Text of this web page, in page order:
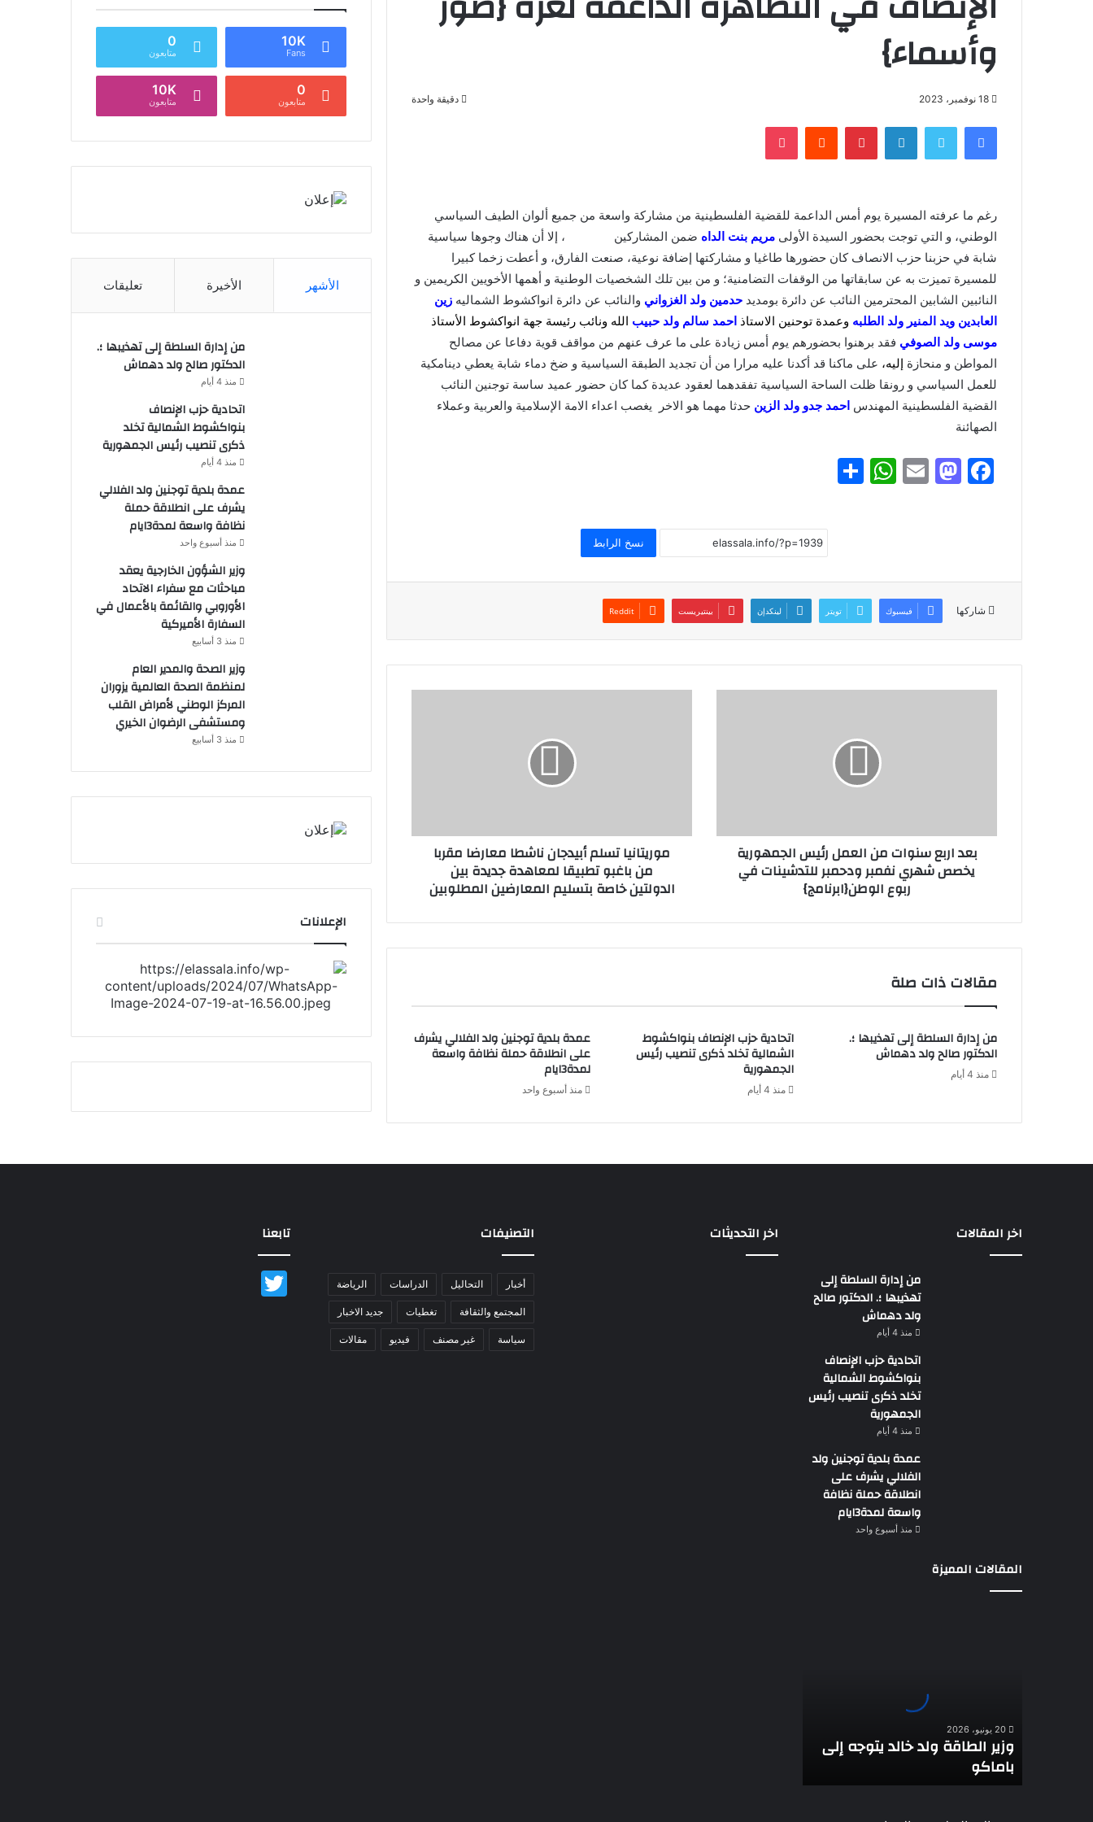
وأسماء}
18 نوفمبر، 2023 دقيقة واحدة
فيسبوك لينكدإن بينتيريست
رغم ما عرفته المسيرة يوم أمس الداعمة للقضية الفلسطينية من مشاركة واسعة من جميع ألوان الطيف السياسي
الوطني، و التي توجت بحضور السيدة الأولى مريم بنت الداه ضمن المشاركين
، إلا أن هناك وجوها سياسية
شابة في حزبنا حزب الانصاف كان حضورها طاغيا و مشاركتها إضافة نوعية، صنعت الفارق، و أعطت زخما كبيرا
للمسيرة تميزت به عن سابقاتها من الوقفات التضامنية؛ و من بين تلك الشخصيات الوطنية و أهمها الأخويين الكريمين و
النائبين الشابين المحترمين النائب عن دائرة بومديد حدمين ولد الغزواني والنائب عن دائرة انواكشوط الشماليه زين
العابدين ويد المنير ولد الطلبه وعمدة توحنين الاستاذ احمد سالم ولد حبيب الله ونائب رئيسة جهة انواكشوط الأستاذ
موسى ولد الصوفي فقد برهنوا بحضورهم يوم أمس زيادة على ما عرف عنهم من مواقف قوية دفاعا عن مصالح
المواطن و منحازة إليه، على ماكنا قد أكدنا عليه مرارا من أن تجديد الطبقة السياسية و ضخ دماء شابة يعطي دينامكية
للعمل السياسي و رونقا ظلت الساحة السياسية تفقدهما لعقود عديدة كما كان حضور عميد ساسة توجنين النائب
القضية الفلسطينية المهندس احمد جدو ولد الزين حدثا مهما هو الاخر يغصب اعداء الامة الإسلامية والعربية وعملاء
الصهائنة
F
b
o
o
M
d
o
n
E
W
A
p
p
ar
e
نسخ الرابط
شاركها فيسبوك تويتر لينكدإن بينتيريست
بعد اربع سنوات من العمل رئيس الجمهورية
يخصص شهري نفمبر ودحمبر للتدشينات في
ربوع الوطن{ابرنامج}
موريتانيا تسلم أبيدجان ناشطا معارضا مقربا
من باغبو تطبيقا لمعاهدة جديدة بين
الدولتين خاصة بتسليم المعارضين المطلوبين
مقالات ذات صلة
من إدارة السلطة إلى تهذيبها ؛.
الدكتور صالح ولد دهماش
منذ 4 أيام
اتحادية حزب الإنصاف بنواكشوط
الشمالية تخلد ذكرى تنصيب رئيس
الجمهورية
منذ 4 أيام
عمدة بلدية توجنين ولد الفلالي يشرف
على انطلاقة حملة نظافة واسعة
لمدة3ايام
منذ أسبوع واحد
10K
Fans
0
متابعون
0
متابعون
10K
متابعون
الأشهر الأخيرة تعليقات
من إدارة السلطة إلى تهذيبها ؛.
الدكتور صالح ولد دهماش
منذ 4 أيام
اتحادية حزب الإنصاف
بنواكشوط الشمالية تخلد
ذكرى تنصيب رئيس الجمهورية
منذ 4 أيام
عمدة بلدية توجنين ولد الفلالي
يشرف على انطلاقة حملة
نظافة واسعة لمدة3ايام
منذ أسبوع واحد
وزير الشؤون الخارجية يعقد
مباحثات مع سفراء الاتحاد
الأوروبي والقائمة بالأعمال في
السفارة الأميركية
منذ 3 أسابيع
وزير الصحة والمدير العام
لمنظمة الصحة العالمية يزوران
المركز الوطني لأمراض القلب
ومستشفى الرضوان الخيري
منذ 3 أسابيع
الإعلانات
اخر المقالات
من إدارة السلطة إلى
تهذيبها ؛. الدكتور صالح
ولد دهماش
منذ 4 أيام
اتحادية حزب الإنصاف
بنواكشوط الشمالية
تخلد ذكرى تنصيب رئيس
الجمهورية
منذ 4 أيام
عمدة بلدية توجنين ولد
الفلالي يشرف على
انطلاقة حملة نظافة
واسعة لمدة3ايام
منذ أسبوع واحد
المقالات المميزة
20 يونيو، 2026
وزير الطاقة ولد خالد يتوجه إلى
باماكو
اخر التحديثات التصنيفات
أخبار التحاليل الدراسات الرياضة
المجتمع والثقافة تغطيات جديد الاخبار
سياسة غير مصنف فيديو مقالات
تابعنا